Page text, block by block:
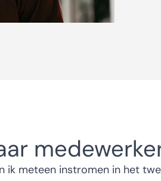
ik meteen instromen in het